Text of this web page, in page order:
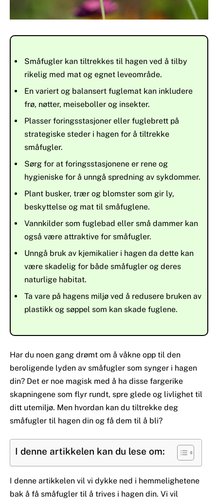
Småfugler kan tiltrekkes til hagen ved å tilby
rikelig med mat og egnet leveområde.
En variert og balansert fuglemat kan inkludere
frø, nøtter, meiseboller og insekter.
Plasser foringsstasjoner eller fuglebrett på
strategiske steder i hagen for å tiltrekke
småfugler.
Sørg for at foringsstasjonene er rene og
hygieniske for å unngå spredning av sykdommer.
Plant busker, trær og blomster som gir ly,
beskyttelse og mat til småfuglene.
Vannkilder som fuglebad eller små dammer kan
også være attraktive for småfugler.
Unngå bruk av kjemikalier i hagen da dette kan
være skadelig for både småfugler og deres
naturlige habitat.
Ta vare på hagens miljø ved å redusere bruken av
plastikk og søppel som kan skade fuglene.
Har du noen gang drømt om å våkne opp til den
beroligende lyden av småfugler som synger i hagen
din? Det er noe magisk med å ha disse fargerike
skapningene som flyr rundt, spre glede og livlighet til
ditt utemiljø. Men hvordan kan du tiltrekke deg
småfugler til hagen din og få dem til å bli?
I denne artikkelen kan du lese om:
I denne artikkelen vil vi dykke ned i hemmelighetene
bak å få småfugler til å trives i hagen din. Vi vil